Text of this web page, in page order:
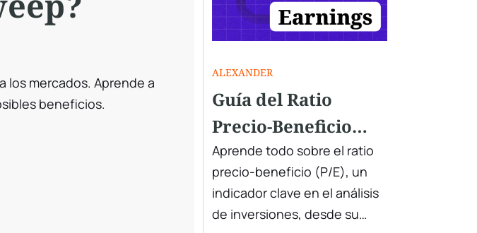
mercados. Aprende a
beneficios.
ALEXANDER
Guía del Ratio
Precio-Beneficio
(P/E): Definición,
Fórmula y Ejemplos
Aprende todo sobre el ratio
precio-beneficio (P/E), un
indicador clave en el análisis
de inversiones, desde su